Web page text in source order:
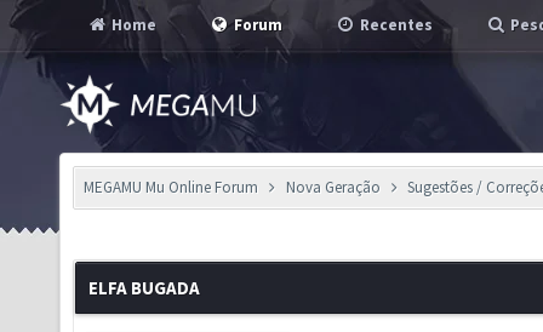
Home Forum Recentes
MEGAMU Mu Online Forum Nova Geração Sugestões /
ELFA BUGADA